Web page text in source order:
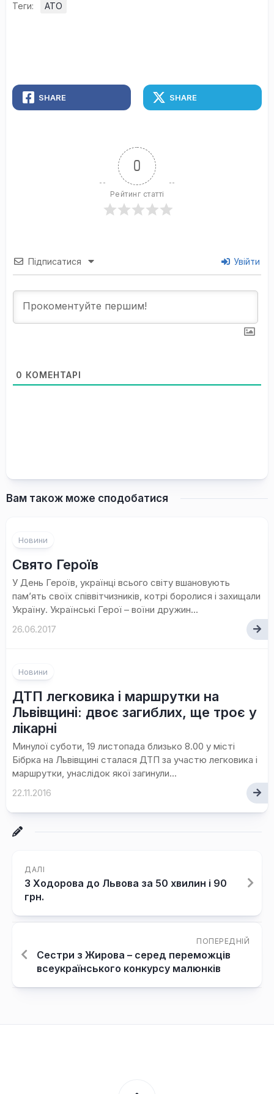
Теги: АТО
SHARE SHARE
0
Рейтинг статті
Підписатися Увійти
0 КОМЕНТАРІ
Вам також може сподобатися
Новини
Свято Героїв
У День Героїв, українці всього світу вшановують
пам’ять своїх співвітчизників, котрі боролися і захищали
Україну. Українські Герої – воїни дружин...
26.06.2017
Новини
ДТП легковика і маршрутки на
Львівщині: двоє загиблих, ще троє у
лікарні
Минулої суботи, 19 листопада близько 8.00 у місті
Бібрка на Львівщині сталася ДТП за участю легковика і
маршрутки, унаслідок якої загинули...
22.11.2016
ДАЛІ
З Ходорова до Львова за 50 хвилин і 90
грн.
ПОПЕРЕДНІЙ
Сестри з Жирова – серед переможців
всеукраїнського конкурсу малюнків